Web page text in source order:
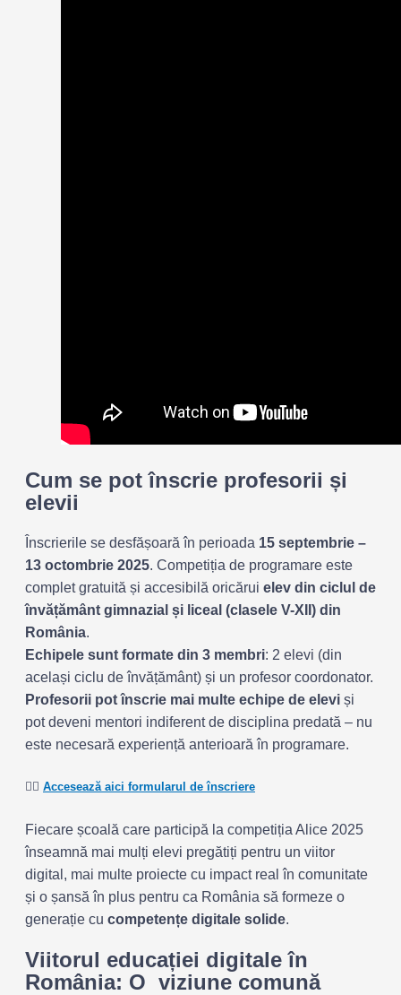
Cum se pot înscrie profesorii și
elevii
Înscrierile se desfășoară în perioada 15 septembrie –
13 octombrie 2025. Competiția de programare este
complet gratuită și accesibilă oricărui elev din ciclul de
învățământ gimnazial și liceal (clasele V-XII) din
România.
Echipele sunt formate din 3 membri: 2 elevi (din
același ciclu de învățământ) și un profesor coordonator.
Profesorii pot înscrie mai multe echipe de elevi și
pot deveni mentori indiferent de disciplina predată – nu
este necesară experiență anterioară în programare.
👉🏻 Accesează aici formularul de înscriere
Fiecare școală care participă la competiția Alice 2025
înseamnă mai mulți elevi pregătiți pentru un viitor
digital, mai multe proiecte cu impact real în comunitate
și o șansă în plus pentru ca România să formeze o
generație cu competențe digitale solide.
Viitorul educației digitale în
România: O viziune comună